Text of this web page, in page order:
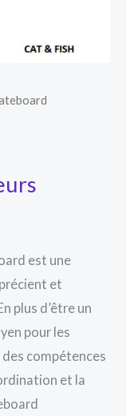
est une
et
plus d’être un
pour les
compétences
et la